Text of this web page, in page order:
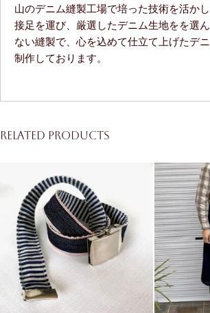
山のデニム縫製工場で培った技術を活か
接足を運び、厳選したデニム生地をを選
ない縫製で、心を込めて仕立て上げたデ
制作しております。
Related products